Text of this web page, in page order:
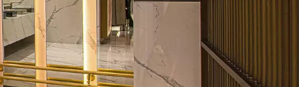
Русский
Español